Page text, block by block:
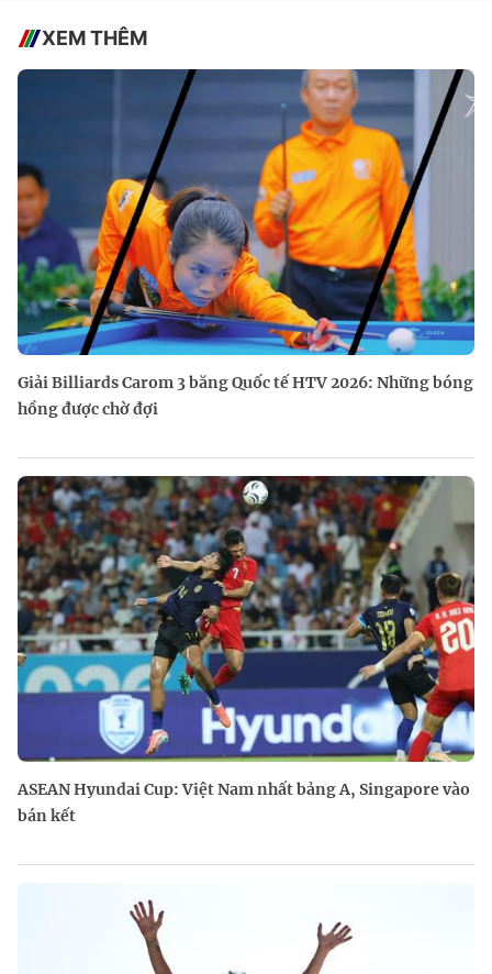
XEM THÊM
Giải Billiards Carom 3 băng Quốc tế HTV 2026: Những bóng
hồng được chờ đợi
ASEAN Hyundai Cup: Việt Nam nhất bảng A, Singapore vào
bán kết